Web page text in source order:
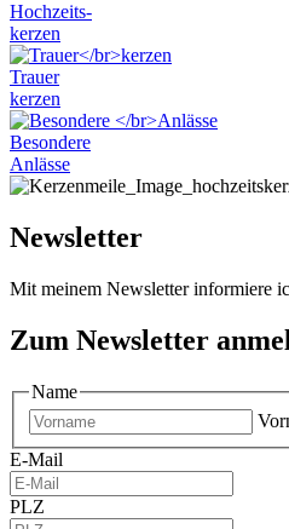
Hochzeits-
kerzen
Trauer
kerzen
Besondere
Anlässe
Newsletter
Mit meinem Newsletter informiere
Zum Newsletter
Name
E-Mail
PLZ